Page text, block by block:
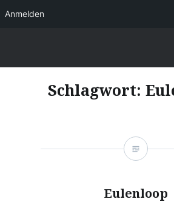
InhaltKerstin Christl
Schlagwort:
Eulenloop
Anmelden